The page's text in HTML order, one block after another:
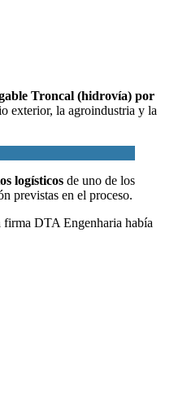
Troncal (hidrovía) por
exterior, la agroindustria y la
logísticos de uno de los
previstas en el proceso.
firma DTA Engenharia había